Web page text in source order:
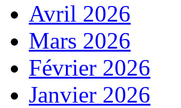
Avril 2026
Mars 2026
Février 2026
Janvier 2026